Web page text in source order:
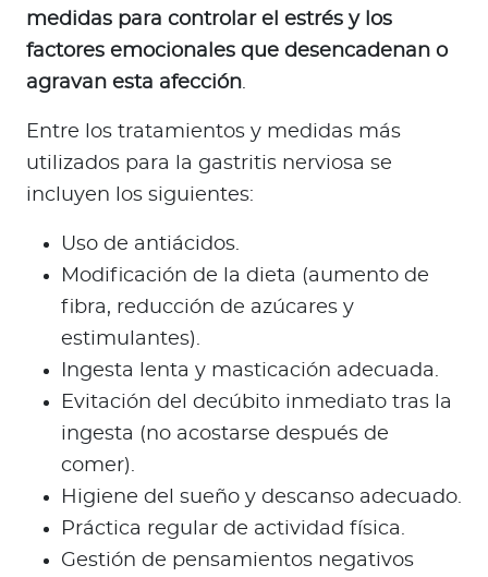
medidas para controlar el estrés y los
factores emocionales que desencadenan o
agravan esta afección.
Entre los tratamientos y medidas más
utilizados para la gastritis nerviosa se
incluyen los siguientes:
Uso de antiácidos.
Modificación de la dieta (aumento de
fibra, reducción de azúcares y
estimulantes).
Ingesta lenta y masticación adecuada.
Evitación del decúbito inmediato tras la
ingesta (no acostarse después de
comer).
Higiene del sueño y descanso adecuado.
Práctica regular de actividad física.
Gestión de pensamientos negativos